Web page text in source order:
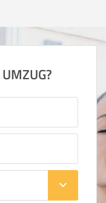
keyboard_arrow_down